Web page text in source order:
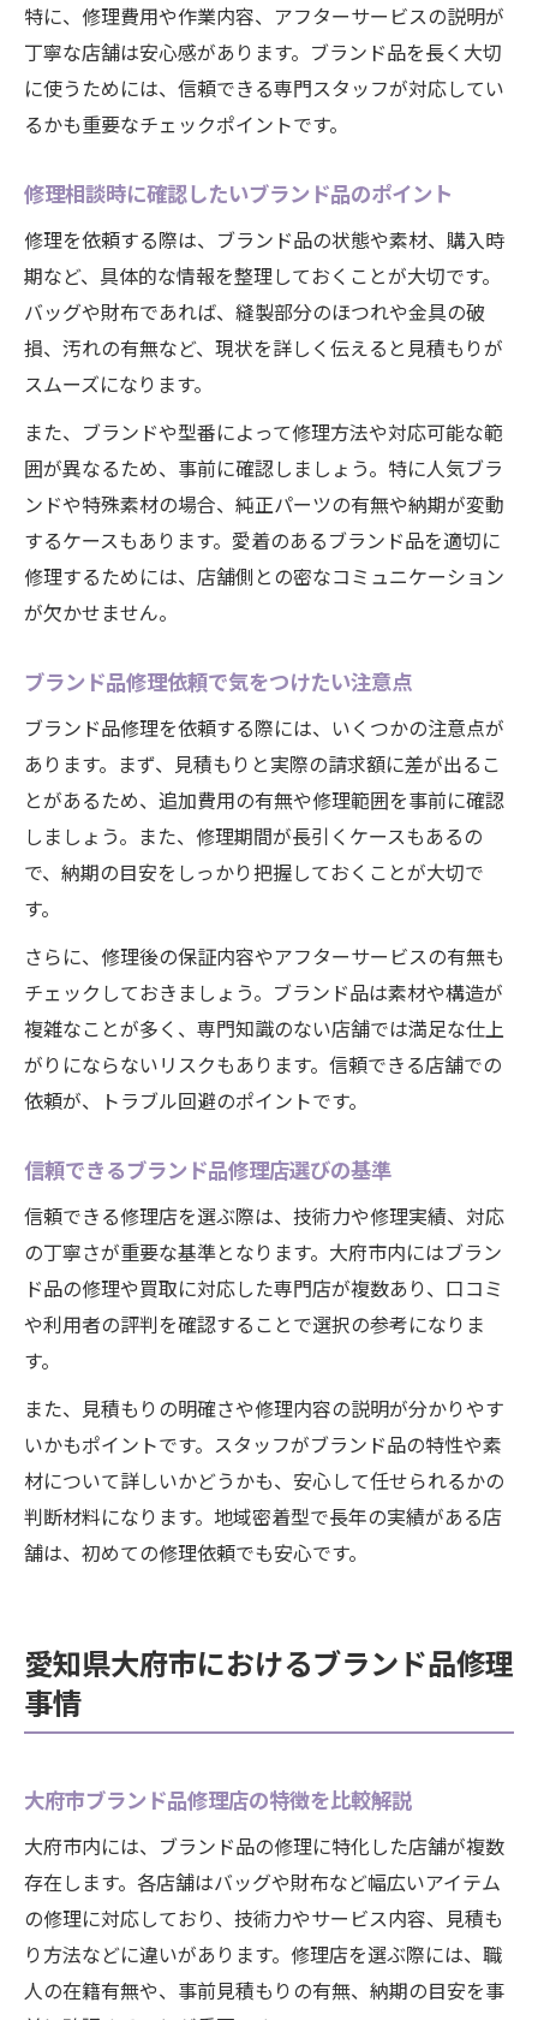
修理費用内訳と追加料金を確認するポイン
ト
ブランド品修理期間短縮のための依頼方法
修理費用を抑えるブランド品メンテナンス
術
ブランド品を納得価格で修理するコツを紹介
賢く選ぶブランド品修理の価格交渉術
ブランド品修理費用を抑える依頼ポイント
納得できるブランド品修理店の選び方
修理費用相場とお得なキャンペーン活用術
ブランド品修理と買取の相乗効果を解説
特に、修理費用や作業内容、アフターサービスの説明が
丁寧な店舗は安心感があります。ブランド品を長く大切
に使うためには、信頼できる専門スタッフが対応してい
るかも重要なチェックポイントです。
修理相談時に確認したいブランド品のポイント
修理を依頼する際は、ブランド品の状態や素材、購入時
期など、具体的な情報を整理しておくことが大切です。
バッグや財布であれば、縫製部分のほつれや金具の破
損、汚れの有無など、現状を詳しく伝えると見積もりが
スムーズになります。
また、ブランドや型番によって修理方法や対応可能な範
囲が異なるため、事前に確認しましょう。特に人気ブラ
ンドや特殊素材の場合、純正パーツの有無や納期が変動
するケースもあります。愛着のあるブランド品を適切に
修理するためには、店舗側との密なコミュニケーション
が欠かせません。
ブランド品修理依頼で気をつけたい注意点
ブランド品修理を依頼する際には、いくつかの注意点が
あります。まず、見積もりと実際の請求額に差が出るこ
とがあるため、追加費用の有無や修理範囲を事前に確認
しましょう。また、修理期間が長引くケースもあるの
で、納期の目安をしっかり把握しておくことが大切で
す。
さらに、修理後の保証内容やアフターサービスの有無も
チェックしておきましょう。ブランド品は素材や構造が
複雑なことが多く、専門知識のない店舗では満足な仕上
がりにならないリスクもあります。信頼できる店舗での
依頼が、トラブル回避のポイントです。
信頼できるブランド品修理店選びの基準
信頼できる修理店を選ぶ際は、技術力や修理実績、対応
の丁寧さが重要な基準となります。大府市内にはブラン
ド品の修理や買取に対応した専門店が複数あり、口コミ
や利用者の評判を確認することで選択の参考になりま
す。
また、見積もりの明確さや修理内容の説明が分かりやす
いかもポイントです。スタッフがブランド品の特性や素
材について詳しいかどうかも、安心して任せられるかの
判断材料になります。地域密着型で長年の実績がある店
舗は、初めての修理依頼でも安心です。
愛知県大府市におけるブランド品修理
事情
大府市ブランド品修理店の特徴を比較解説
大府市内には、ブランド品の修理に特化した店舗が複数
存在します。各店舗はバッグや財布など幅広いアイテム
の修理に対応しており、技術力やサービス内容、見積も
り方法などに違いがあります。修理店を選ぶ際には、職
人の在籍有無や、事前見積もりの有無、納期の目安を事